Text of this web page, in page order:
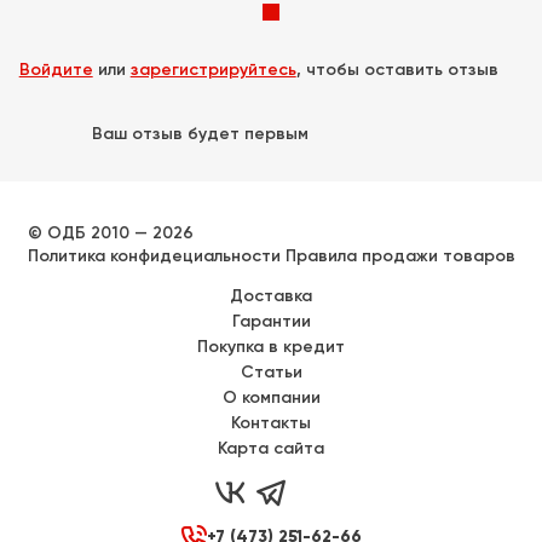
Войдите или зарегистрируйтесь, чтобы оставить отзыв
Ваш отзыв будет первым
© ОДБ 2010 — 2026
Политика конфидециальности Правила продажи товаров
Доставка
Гарантии
Покупка в кредит
Статьи
О компании
Контакты
Карта сайта
 
+7 (473) 251-62-66